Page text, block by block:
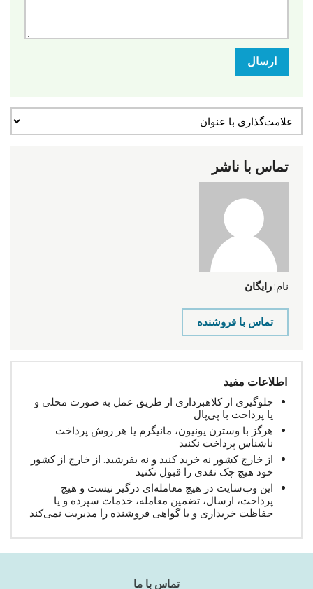
ارسال
تماس با ناشر
نام: رایگان
تماس با فروشنده
اطلاعات مفید
جلوگیری از کلاهبرداری از طریق عمل به صورت محلی و
یا پرداخت با پی‌پال
هرگز با وسترن یونیون، مانیگرم یا هر روش پرداخت
ناشناس پرداخت نکنید
از خارج کشور نه خرید کنید و نه بفرشید. از خارج از کشور
خود هیچ چک نقدی را قبول نکنید
این وب‌سایت در هیچ معامله‌ای درگیر نیست و هیچ
پرداخت، ارسال، تضمین معامله، خدمات سپرده و یا
حفاظت خریداری و یا گواهی فروشنده را مدیریت نمی‌کند
تماس با ما